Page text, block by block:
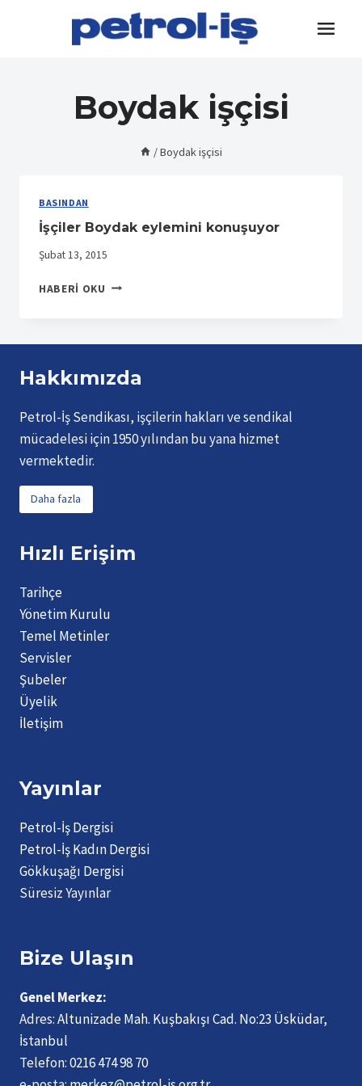
Boydak işçisi
/Boydak işçisi
BASINDAN
İşçiler Boydak eylemini konuşuyor
Şubat 13, 2015
HABERI OKU İŞÇILER
Hakkımızda
Petrol-İş Sendikası, işçilerin hakları ve sendikal
mücadelesi için 1950 yılından bu yana hizmet
vermektedir.
Daha fazla
Hızlı Erişim
Tarihçe
Yönetim Kurulu
Temel Metinler
Servisler
Şubeler
Üyelik
İletişim
Yayınlar
Petrol-İş Dergisi
Petrol-İş Kadın Dergisi
Gökkuşağı Dergisi
Süresiz Yayınlar
Bize Ulaşın
Genel Merkez:
Adres:Altunizade Mah. Kuşbakışı Cad. No:23 Üsküdar,
İstanbul
Telefon:0216 474 98 70